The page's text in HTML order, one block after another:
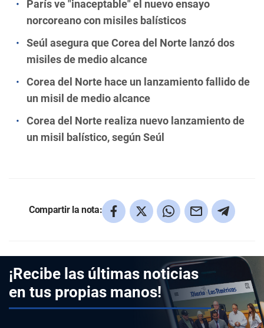
París ve "inaceptable" el nuevo ensayo
norcoreano con misiles balísticos
Seúl asegura que Corea del Norte lanzó dos
misiles de medio alcance
Corea del Norte hace un lanzamiento fallido de
un misil de medio alcance
Corea del Norte realiza nuevo lanzamiento de
un misil balístico, según Seúl
Compartir la nota:
¡Recibe las últimas noticias
en tus propias manos!